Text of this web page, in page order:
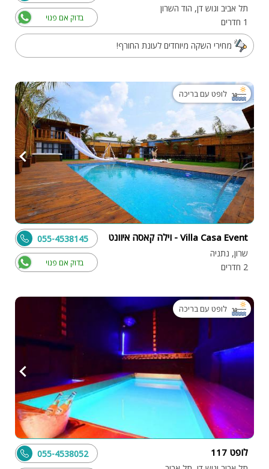
תל אביב וגוש דן, הוד השרון
1 חדרים
בדוק אם פנוי
מחירי השקה מיוחדים לעונת החורף!
לופט עם בריכה
Villa Casa Event - וילה קאסה איוונט
שרון, נתניה
2 חדרים
בדוק אם פנוי
055-4538145
לופט עם בריכה
לופט 117 055-4538052